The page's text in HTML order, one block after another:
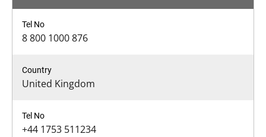
8 800 1000 876
United Kingdom
+44 1753 511234